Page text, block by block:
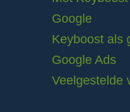
Google
Keyboost als
Google Ads
Veelgestelde